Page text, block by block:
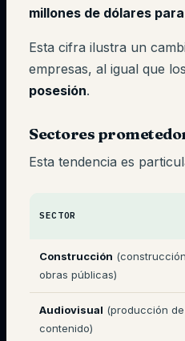
millones de dólares
Esta cifra ilustra un
empresas, al igual que
posesión.
Sectores
Esta tendencia es
SECTOR
Construcción
obras públicas)
Audiovisual (producción de
contenido)